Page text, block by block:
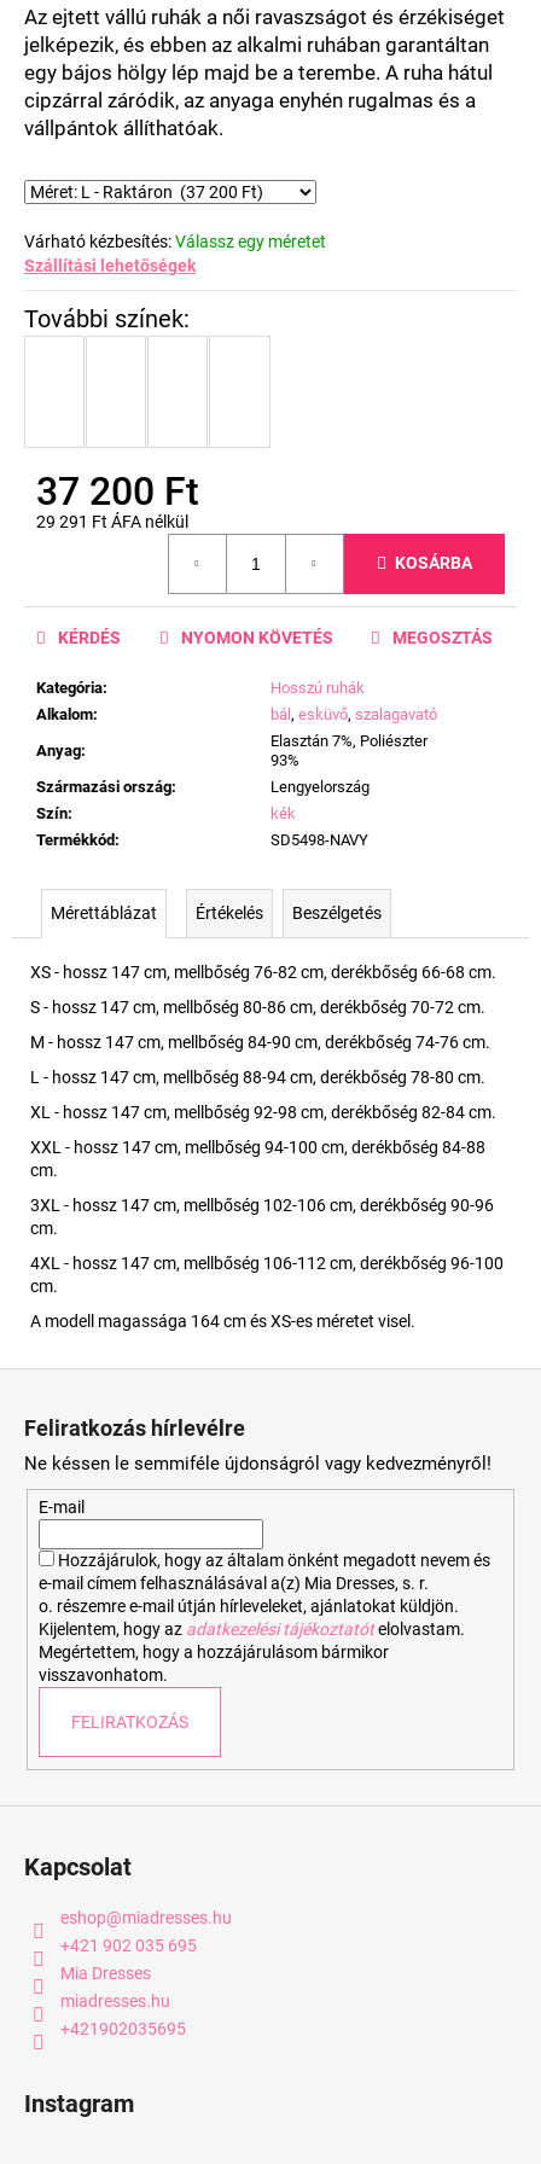
csillag.
Az ejtett vállú ruhák a női ravaszságot és érzékiséget
jelképezik, és ebben az alkalmi ruhában garantáltan
egy bájos hölgy lép majd be a terembe. A ruha hátul
cipzárral záródik, az anyaga enyhén rugalmas és a
vállpántok állíthatóak.
Várható kézbesítés:Válassz egy méretet
Szállítási lehetőségek
37 200 Ft
29 291 Ft ÁFA nélkül
KOSÁRBA
Kategória:
Hosszú ruhák
Alkalom: bál, esküvő, szalagavató
Anyag:
Elasztán 7%, Poliészter
93%
Származási ország:
Lengyelország
Szín:
kék
Termékkód: SD5498-NAVY
KÉRDÉS NYOMON KÖVETÉS MEGOSZTÁS
Mérettáblázat Értékelés Beszélgetés
XS - hossz 147 cm, mellbőség 76-82 cm, derékbőség 66-68 cm.
S - hossz 147 cm, mellbőség 80-86 cm, derékbőség 70-72 cm.
M - hossz 147 cm, mellbőség 84-90 cm, derékbőség 74-76 cm.
L - hossz 147 cm, mellbőség 88-94 cm, derékbőség 78-80 cm.
XL - hossz 147 cm, mellbőség 92-98 cm, derékbőség 82-84 cm.
XXL - hossz 147 cm, mellbőség 94-100 cm, derékbőség 84-88
cm.
3XL - hossz 147 cm, mellbőség 102-106 cm, derékbőség 90-96
cm.
4XL - hossz 147 cm, mellbőség 106-112 cm, derékbőség 96-100
cm.
A modell magassága 164 cm és XS-es méretet visel.
Feliratkozás hírlevélre
Ne késsen le semmiféle újdonságról vagy kedvezményről!
E-mail
Hozzájárulok, hogy az általam önként megadott nevem és
e-mail címem felhasználásával a(z) Mia Dresses, s. r.
o. részemre e-mail útján hírleveleket, ajánlatokat küldjön.
Kijelentem, hogy az adatkezelési tájékoztatót elolvastam.
Megértettem, hogy a hozzájárulásom bármikor
visszavonhatom.
FELIRATKOZÁS
Kapcsolat
eshop@miadresses.hu
+421 902 035 695
Mia Dresses
miadresses.hu
+421902035695
Instagram